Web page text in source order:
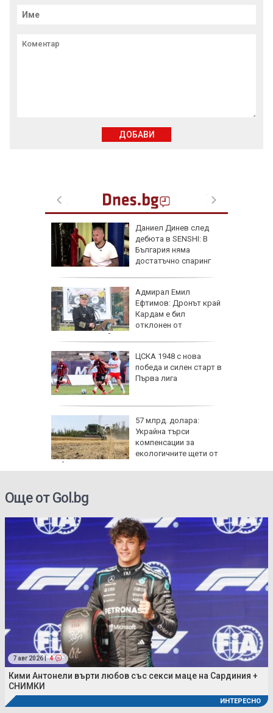
Даниел Динев след
дебюта в SENSHI: В
България няма
достатъчно спаринг
Адмирал Емил
Ефтимов: Дронът край
Кардам е бил
отклонен от
електронна война
ЦСКА 1948 с нова
победа и силен старт в
Първа лига
57 млрд. долара:
Украйна търси
компенсации за
екологичните щети от
войната
ДОБАВИ
Още от Gol.bg
7 авг 2026 | 4
Кими Антонели върти любов със секси маце на Сардиния +
СНИМКИ
ИНТЕРЕСНО